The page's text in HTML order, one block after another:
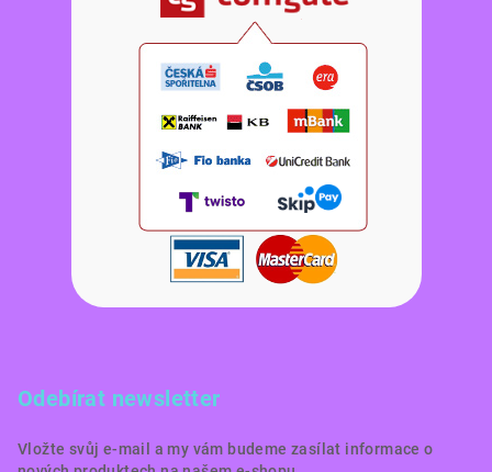
Odebírat newsletter
Vložte svůj e-mail a my vám budeme zasílat informace o